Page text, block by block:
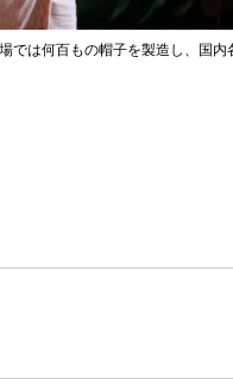
では何百もの帽子を製造し、国